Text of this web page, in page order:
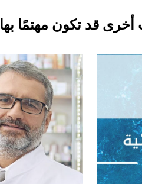
أخرى قد تكون مهتمًا بها